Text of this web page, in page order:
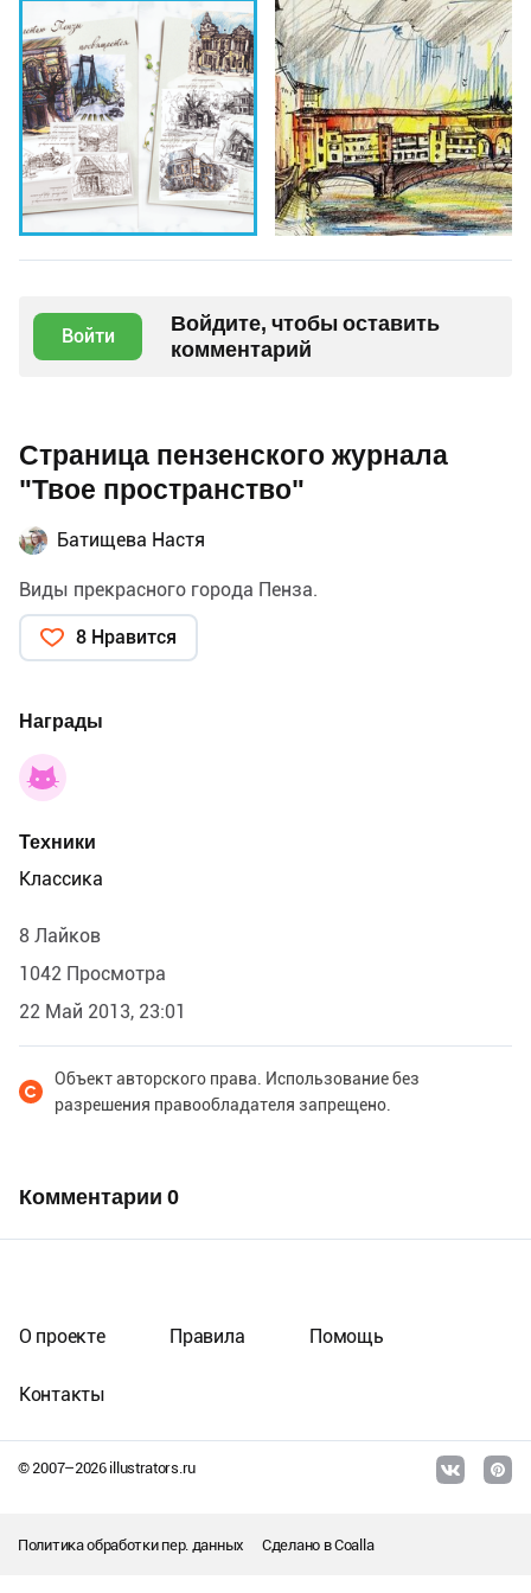
Войти
Войдите, чтобы оставить
комментарий
Страница пензенского журнала
"Твое пространство"
Батищева Настя
Виды прекрасного города Пенза.
8 Нравится
Награды
Техники
Классика
8 Лайков
1042 Просмотра
22 Май 2013, 23:01
Объект авторского права. Использование без
разрешения правообладателя запрещено.
Комментарии 0
© 2007–2026illustrators.ru
О проекте Правила Помощь
Контакты
Политика обработки пер. данных Сделано вCoalla